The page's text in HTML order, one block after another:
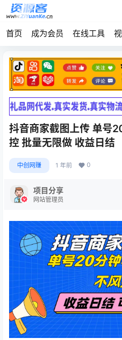
首页 成为会员 在线工具
抖音商家截图上传 单号
控 批量无限做 收益日结
中创网赚 1 年前 0
项目分享
网站管理员